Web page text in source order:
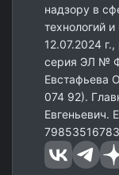
надзору в
технологий
12.07.2024
серия ЭЛ №
Евстафьева
074 92).
Евгеньевич.